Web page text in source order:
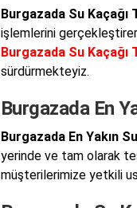
Burgazada Su Kaçağı
işlemlerini
Burgazada Su Kaçağı
sürdürmekteyiz.
Burgazada En
Burgazada En Yakın
yerinde ve tam olarak
müşterilerimize yetkili